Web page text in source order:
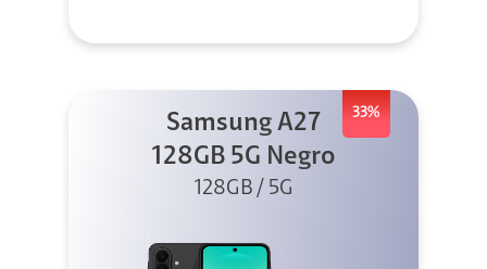
33%
Samsung A27
128GB 5G Negro
128GB / 5G